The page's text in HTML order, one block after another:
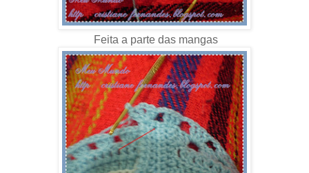
Feita a parte das mangas